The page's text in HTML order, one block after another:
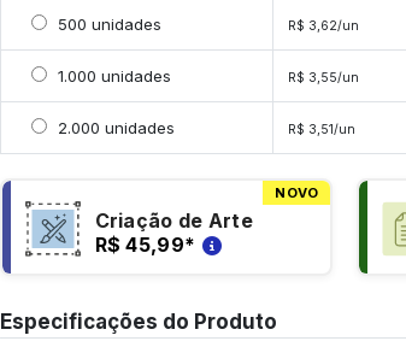
Selecionar 500 unidades
500 unidades R$ 3,62/un
Selecionar 1000 unidades
1.000 unidades R$ 3,55/un
Selecionar 2000 unidades
2.000 unidades R$ 3,51/un
NOVO
Criação de Arte
R$ 45,99*
Especificações do Produto